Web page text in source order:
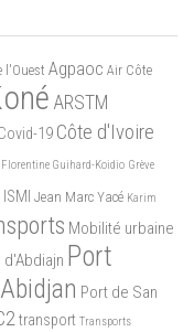
l'Ouest Agpaoc Air Côte
ARSTM
19 Côte d'Ivoire
Florentine Guihard-Koidio Grève
ISMI Jean Marc Yacé Karim
Mobilité urbaine
Port
Port de San
transport Transports